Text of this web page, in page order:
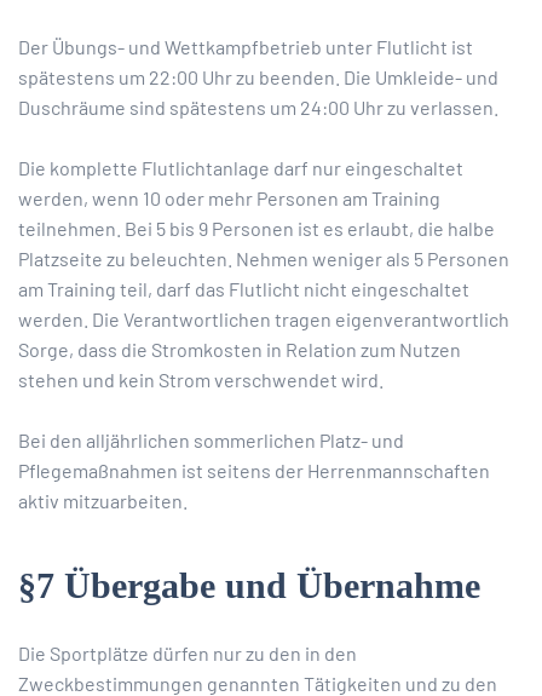
Der Übungs- und Wettkampfbetrieb unter Flutlicht ist
spätestens um 22:00 Uhr zu beenden. Die Umkleide- und
Duschräume sind spätestens um 24:00 Uhr zu verlassen.
Die komplette Flutlichtanlage darf nur eingeschaltet
werden, wenn 10 oder mehr Personen am Training
teilnehmen. Bei 5 bis 9 Personen ist es erlaubt, die halbe
Platzseite zu beleuchten. Nehmen weniger als 5 Personen
am Training teil, darf das Flutlicht nicht eingeschaltet
werden. Die Verantwortlichen tragen eigenverantwortlich
Sorge, dass die Stromkosten in Relation zum Nutzen
stehen und kein Strom verschwendet wird.
Bei den alljährlichen sommerlichen Platz- und
Pflegemaßnahmen ist seitens der Herrenmannschaften
aktiv mitzuarbeiten.
§7 Übergabe und Übernahme
Die Sportplätze dürfen nur zu den in den
Zweckbestimmungen genannten Tätigkeiten und zu den